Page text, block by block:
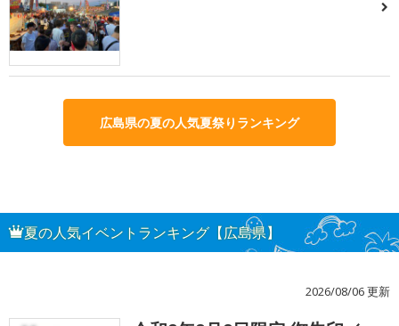
広島県の夏の人気夏祭りランキング
夏の人気イベントランキング【広島県】
2026/08/06 更新